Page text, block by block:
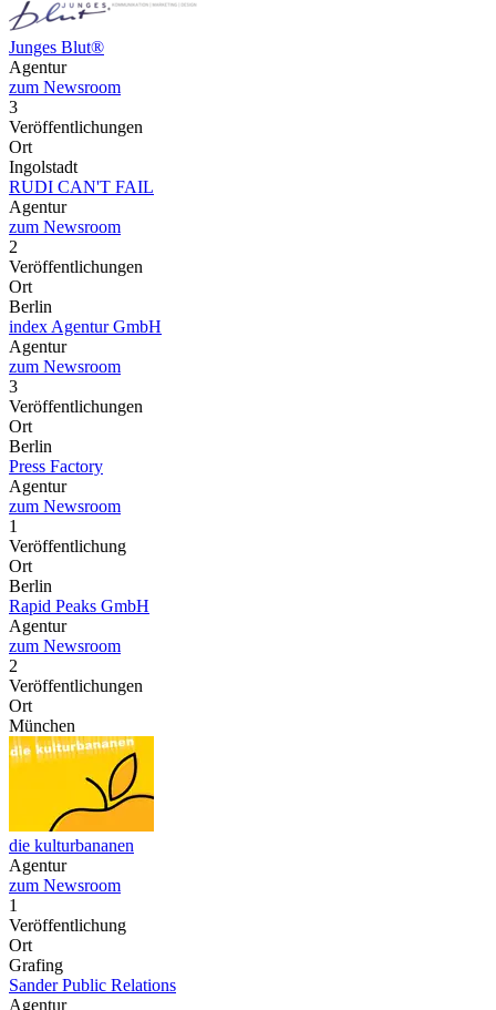
Junges Blut®
Agentur
zum Newsroom
3
Veröffentlichungen
Ort
Ingolstadt
RUDI CAN'T FAIL
Agentur
zum Newsroom
2
Veröffentlichungen
Ort
Berlin
index Agentur GmbH
Agentur
zum Newsroom
3
Veröffentlichungen
Ort
Berlin
Press Factory
Agentur
zum Newsroom
1
Veröffentlichung
Ort
Berlin
Rapid Peaks GmbH
Agentur
zum Newsroom
2
Veröffentlichungen
Ort
München
die kulturbananen
Agentur
zum Newsroom
1
Veröffentlichung
Ort
Grafing
Sander Public Relations
Agentur